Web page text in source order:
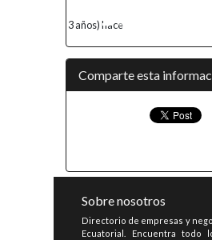
3 años) hace
Comparte esta
Sobre nosotros
Directorio de empresas y
Ecuatorial. Encuentra todo